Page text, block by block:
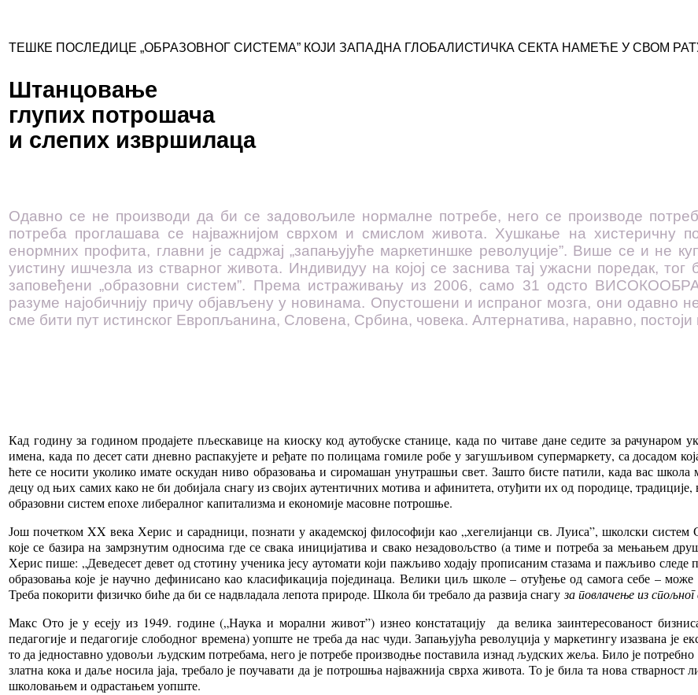
ТЕШКЕ ПОСЛЕДИЦЕ „ОБРАЗОВНОГ СИСТЕМА” КОЈИ ЗАПАДНА ГЛОБАЛИСТИЧКА СЕКТА НАМЕЋЕ У СВОМ
Штанцовање
глупих потрошача
и слепих извршилаца
Одавно се не производи да би се задовољиле нормалне потребе, него се производе
потреба проглашава се најважнијом сврхом и смислом живота. Хушкање на хистеричну
енормних профита, главни је садржај „запањујуће маркетиншке револуције”. Више се и не
уистину ишчезла из стварног живота. Индивидуу на којој се заснива тај ужасни поредак,
заповеђени „образовни систем”. Према истраживању из 2006, само 31 одсто
разуме најобичнију причу објављену у новинама. Опустошени и испраног мозга, они одавно
сме бити пут истинског Европљанина, Словена, Србина, човека. Алтернатива, наравно, постоји
Кад годину за годином продајете пљескавице на киоску код аутобуске станице, када по читаве дане седите за рачунаром
имена, када по десет сати дневно распакујете и ређате по полицама гомиле робе у загушљивом супермаркету, са досадом
ћете се носити уколико имате оскудан ниво образовања и сиромашан унутрашњи свет. Зашто бисте патили, када вас
децу од њих самих како не би добијала снагу из својих аутентичних мотива и афинитета, отуђити их од породице, традиције,
образовни систем епохе либералног капитализма и економије масовне потрошње.
Још почетком XX века Херис и сарадници, познати у академској философији као „хегелијанци св. Луиса”, школски
које се базира на замрзнутим односима где се свака иницијатива и свако незадовољство (а тиме и потреба за мењањем
Херис пише: „Деведесет девет од стотину ученика јесу аутомати који пажљиво ходају прописаним стазама и пажљиво следе
образовања које је научно дефинисано као класификација појединаца. Велики циљ школе – отуђење од самога себе –
Треба покорити физичко биће да би се надвладала лепота природе. Школа би требало да развија снагуза повлачење из
Макс Ото је у есеју из 1949. године („Наука и морални живот”) изнео констатацију да велика заинтересованост
педагогије и педагогије слободног времена) уопште не треба да нас чуди. Запањујућа револуција у маркетингу изазвана је
то да једноставно удовољи људским потребама, него је потребе производње поставила изнад људских жеља. Било је
златна кока и даље носила јаја, требало је поучавати да је потрошња најважнија сврха живота. То је била та нова
школовањем и одрастањем уопште.